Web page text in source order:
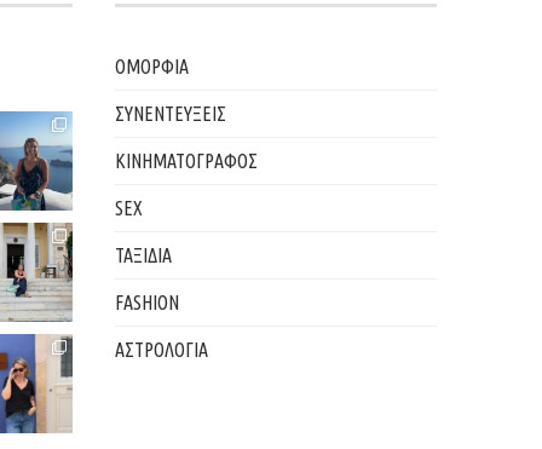
ΟΜΟΡΦΙΑ
ΣΥΝΕΝΤΕΥΞΕΙΣ
ΚΙΝΗΜΑΤΟΓΡΑΦΟΣ
SEX
ΤΑΞΙΔΙΑ
FASHION
ΑΣΤΡΟΛΟΓΙΑ